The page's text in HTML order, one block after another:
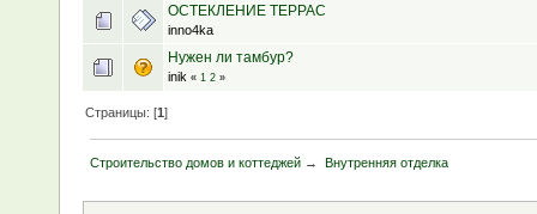
ОСТЕКЛЕНИЕ ТЕРРАС
inno4ka
Нужен ли тамбур?
inik « 1 2 »
Страницы: [1]
Строительство домов и коттеджей → Внутренняя отделка